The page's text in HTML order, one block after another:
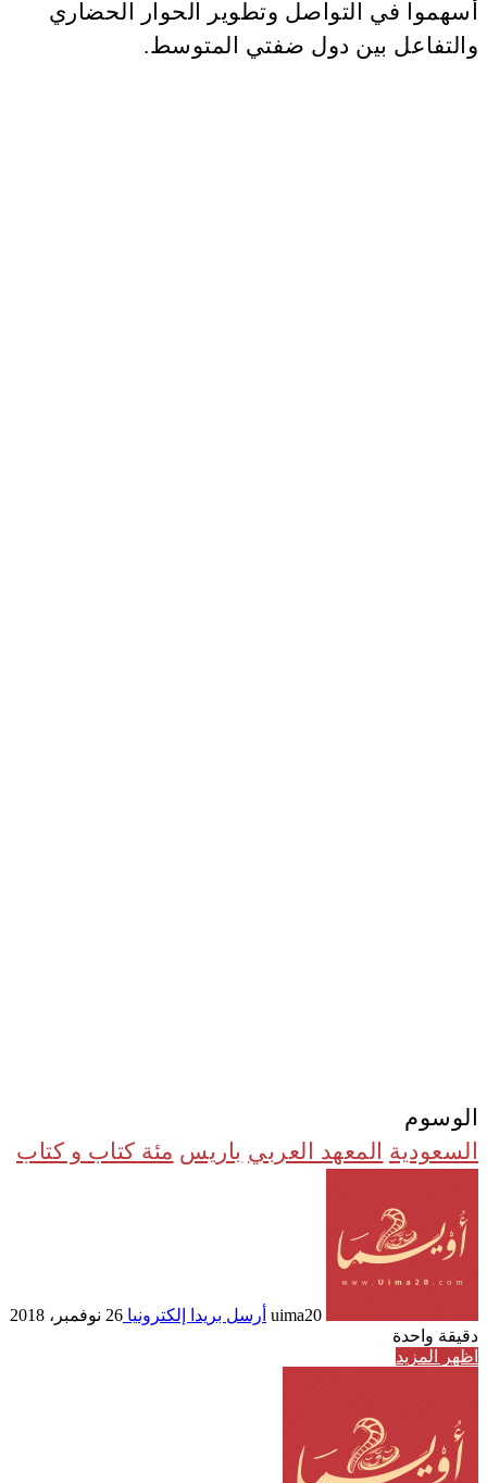
أسهموا في التواصل وتطوير الحوار الحضاري
والتفاعل بين دول ضفتي المتوسط.
الوسوم
السعودية المعهد العربي باريس مئة كتاب و كتاب
uima20 أرسل بريدا إلكترونيا 26 نوفمبر، 2018
دقيقة واحدة
اظهر المزيد